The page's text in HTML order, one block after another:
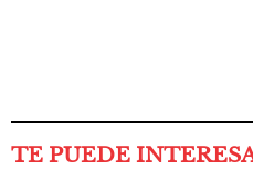
TE PUEDE